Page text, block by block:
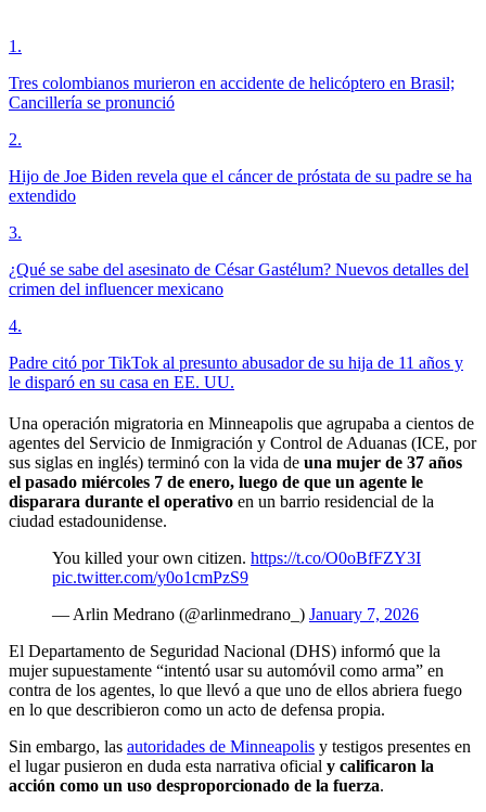
1 .
Tres colombianos murieron en accidente de helicóptero en Brasil;
Cancillería se pronunció
2.
Hijo de Joe Biden revela que el cáncer de próstata de su padre se ha
extendido
3.
¿Qué se sabe del asesinato de César Gastélum? Nuevos detalles del
crimen del influencer mexicano
4.
Padre citó por TikTok al presunto abusador de su hija de 11 años y
le disparó en su casa en EE. UU.
Una operación migratoria en Minneapolis que agrupaba a cientos de
agentes del Servicio de Inmigración y Control de Aduanas (ICE, por
sus siglas en inglés) terminó con la vida de una mujer de 37 años
el pasado miércoles 7 de enero, luego de que un agente le
disparara durante el operativo en un barrio residencial de la
ciudad estadounidense.
You killed your own citizen. https://t.co/O0oBfFZY3I
pic.twitter.com/y0o1cmPzS9
— Arlin Medrano (@arlinmedrano_) January 7, 2026
El Departamento de Seguridad Nacional (DHS) informó que la
mujer supuestamente “intentó usar su automóvil como arma” en
contra de los agentes, lo que llevó a que uno de ellos abriera fuego
en lo que describieron como un acto de defensa propia.
Sin embargo, las autoridades de Minneapolis y testigos presentes en
el lugar pusieron en duda esta narrativa oficial y calificaron la
acción como un uso desproporcionado de la fuerza.